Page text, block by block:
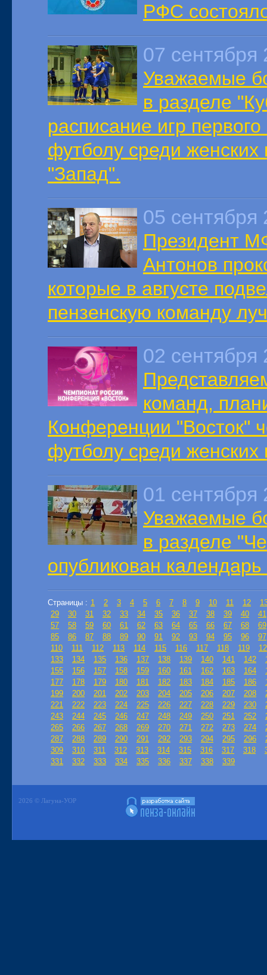
РФС
07 сентября
Уважаемые
в разделе
расписание игр
футболу среди
"Запад".
05 сентября
Президент
Антонов
которые в августе
пензенскую команду
02 сентября
команд,
Конференции "Восток"
футболу среди женских
01 сентября
Уважаемые
в разделе
опубликован
Страницы : 1 2 3 4 5 6 7 8 9 10 11 12
29
30 31 32 33 34 35 36 37 38 39 40
41
57
58 59 60 61 62 63 64 65 66 67 68
69
85
86 87 88 89 90 91 92 93 94 95 96
97
110
111 112 113 114 115 116 117 118 119
133
134 135 136 137 138 139 140 141 142
155
156 157 158 159 160 161 162 163 164
177
178 179 180 181 182 183 184 185 186
199
200 201 202 203 204 205 206 207 208
221
222 223 224 225 226 227 228 229 230
243
244 245 246 247 248 249 250 251 252
265
266 267 268 269 270 271 272 273 274
287
288 289 290 291 292 293 294 295 296
309
310 311 312 313 314 315 316 317 318
331
332 333 334 335 336 337 338 339
2026 © Лагуна-УОР